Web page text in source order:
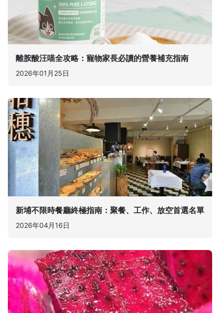
離胺酸汪喵全攻略：寵物家長必讀的營養補充指南
2026年01月25日
新埔不限時餐廳終極指南：聚餐、工作、放空首選名單
2026年04月16日